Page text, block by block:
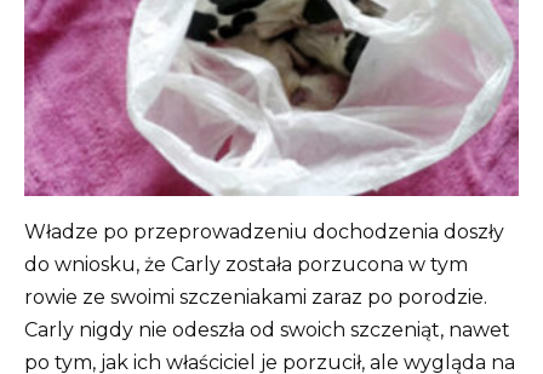
Władze po przeprowadzeniu dochodzenia doszły
do ​​wniosku, że Carly została porzucona w tym
rowie ze swoimi szczeniakami zaraz po porodzie.
Carly nigdy nie odeszła od swoich szczeniąt, nawet
po tym, jak ich właściciel je porzucił, ale wygląda na